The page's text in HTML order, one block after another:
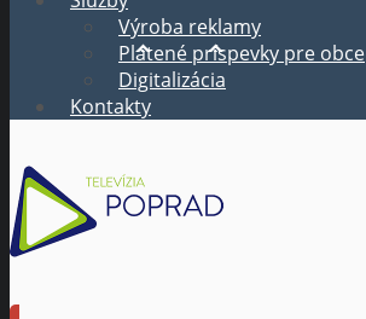
Výroba reklamy
Platené príspevky pre obce
Digitalizácia
Kontakty